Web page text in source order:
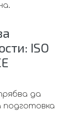
ISO
да
подготовка